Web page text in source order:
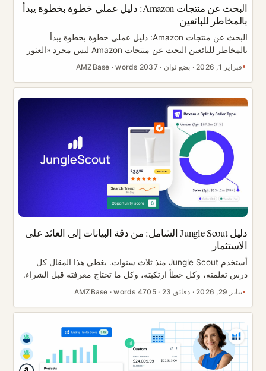
البحث عن منتجات Amazon: دليل عملي خطوة بخطوة يبدأ
بالمخاطر للبائعين
البحث عن منتجات Amazon: دليل عملي خطوة بخطوة يبدأ
بالمخاطر للبائعين البحث عن منتجات Amazon ليس مجرد «العثور
على منتج». إنه سير عمل لإدارة المخاطر يحمي أموالك وحسابك
بالمخاطر، إضافة إلى قائمة تحقق وقالب تقييم يمكنك استخدامهما
فورًا. من دون عملية تبدأ بالمخاطر، قد يحبس اختيار منتج واحد سيئ
رأس مالك لأشهر في مخزون بطيء الحركة، ويجعل التعافي بطيئًا
بشكل مؤلم. [بحاجة إلى تحقق] ...
فبراير 1, 2026 · بضع ثوان ·
2037 words
·
AMZBase
دليل Jungle Scout الشامل: من دقة البيانات إلى العائد على
الاستثمار
أستخدم Jungle Scout منذ ثلاث سنوات. يغطي هذا المقال كل
درس تعلمته، وكل خطأ ارتكبته، وكل ما تحتاج معرفته قبل الشراء.
هل البيانات دقيقة؟ هل يستحق المال؟ وكيف تحقق منه عائداً حقيقياً
يشغلك: ما مدى دقة البيانات؟ كل بائع يفكر في أداة مدفوعة يدور
Scout فعلياً؟ سأعطيك الخلاصة أولاً، ثم أشرح السبب. ...
يناير 29, 2026 · دقائق 23 ·
4705 words
·
AMZBase